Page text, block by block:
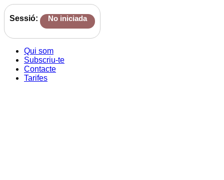
Sessió: No iniciada
Qui som
Subscriu-te
Contacte
Tarifes